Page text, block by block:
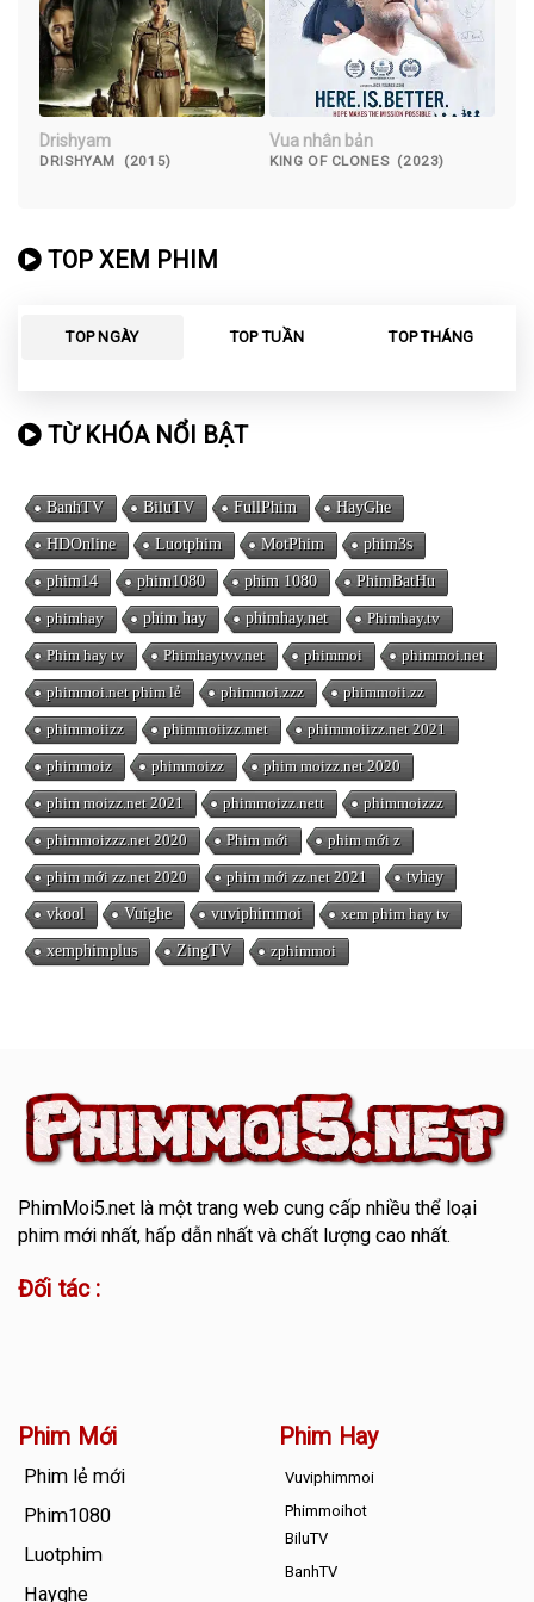
Drishyam
DRISHYAM (2015)
Vua nhân bản
KING OF CLONES (2023)
TOP XEM PHIM
TOP NGÀY TOP TUẦN TOP THÁNG
TỪ KHÓA NỔI BẬT
BanhTV BiluTV FullPhim HayGhe
HDOnline Luotphim MotPhim phim3s
phim14 phim1080 phim 1080 PhimBatHu
phimhay phim hay phimhay.net Phimhay.tv
Phim hay tv Phimhaytvv.net phimmoi phimmoi.net
phimmoi.net phim lẻ phimmoi.zzz phimmoii.zz
phimmoiizz phimmoiizz.met phimmoiizz.net 2021
phimmoiz phimmoizz phim moizz.net 2020
phim moizz.net 2021 phimmoizz.nett phimmoizzz
phimmoizzz.net 2020 Phim mới phim mới z
phim mới zz.net 2020 phim mới zz.net 2021 tvhay
vkool Vuighe vuviphimmoi xem phim hay tv
xemphimplus ZingTV zphimmoi
PhimMoi5.netlà một trang web cung cấp nhiều thể loại
phim mới nhất, hấp dẫn nhất và chất lượng cao nhất.
Đối tác :
Phim Mới
Phim lẻ mới
Phim1080
Luotphim
Hayghe
Phim Hay
Vuviphimmoi
Phimmoihot
BiluTV
BanhTV